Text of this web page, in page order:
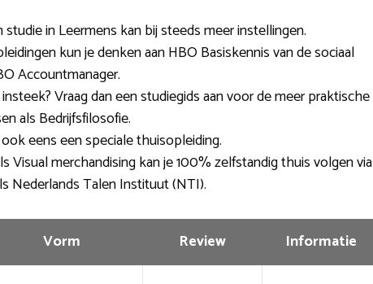
in Leermens kan bij steeds meer instellingen.
kun je denken aan HBO Basiskennis van de sociaal
Accountmanager.
Vraag dan een studiegids aan voor de meer praktische
als Bedrijfsfilosofie.
eens een speciale thuisopleiding.
Visual merchandising kan je 100% zelfstandig thuis volgen via
Nederlands Talen Instituut (NTI).
Vorm Review Informatie